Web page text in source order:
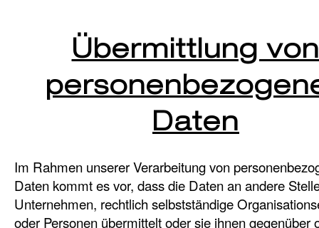
Übermittlung
Daten
Im Rahmen unserer Verarbeitung von
Daten kommt es vor, dass die Daten an andere
Unternehmen, rechtlich selbstständige
oder Personen übermittelt oder sie ihnen gegenüber